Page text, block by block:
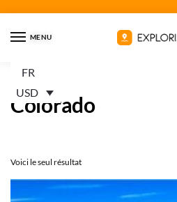
MENU
FR
USD
Accueil
Colorado
Voici le seul résultat